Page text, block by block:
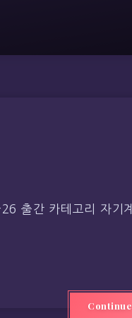
출간 카테고리 자기